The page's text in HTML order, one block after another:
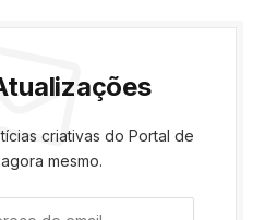
criativas do Portal de
mesmo.